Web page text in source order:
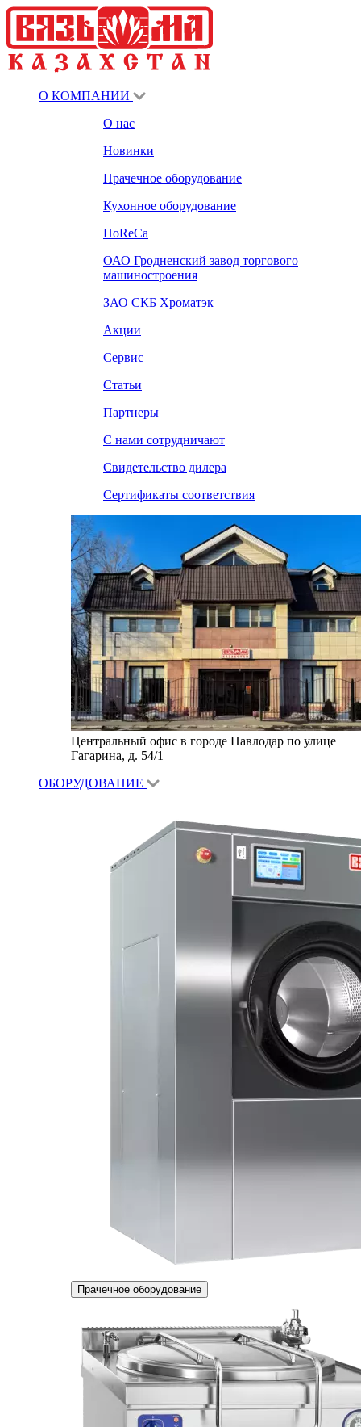
О КОМПАНИИ
О нас
Новинки
Прачечное оборудование
Кухонное оборудование
HoReCa
ОАО Гродненский завод торгового
машиностроения
ЗАО СКБ Хроматэк
Акции
Сервис
Статьи
Партнеры
С нами сотрудничают
Свидетельство дилера
Сертификаты соответствия
Центральный офис в городе Павлодар по улице
Гагарина, д. 54/1
ОБОРУДОВАНИЕ
Прачечное оборудование